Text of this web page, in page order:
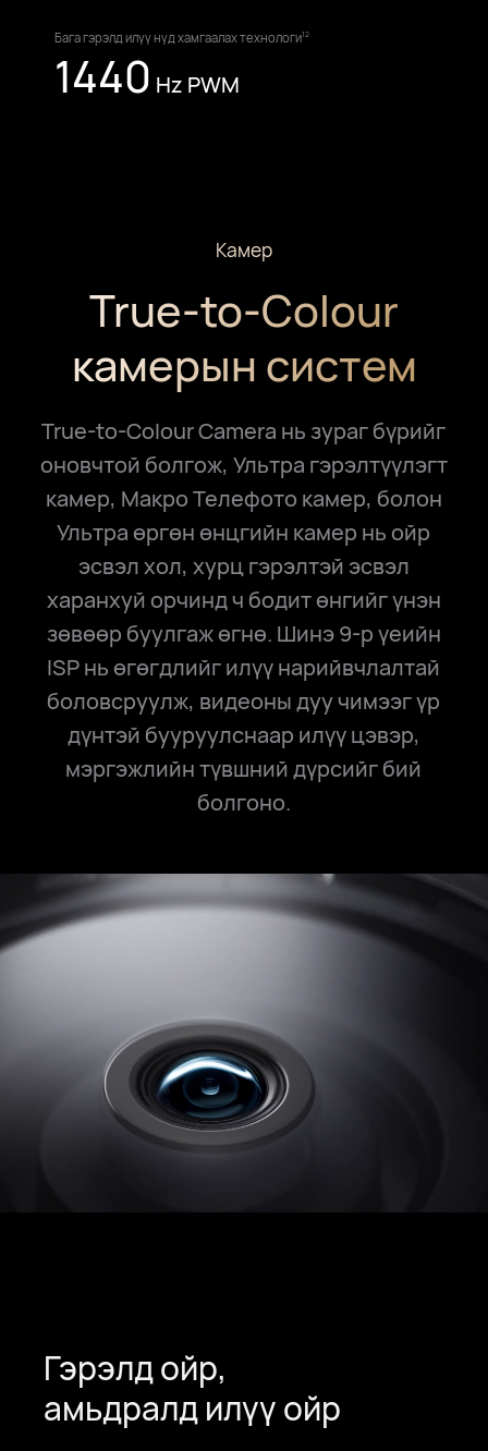
Бага гэрэлд илүү нүд хамгаалах технологи12
1440 Hz PWM
Камер
True-to-Colour
камерын систем
True-to-Colour Camera нь зураг бүрийг
оновчтой болгож, Ультра гэрэлтүүлэгт
камер, Макро Телефото камер, болон
Ультра өргөн өнцгийн камер нь ойр
эсвэл хол, хурц гэрэлтэй эсвэл
харанхуй орчинд ч бодит өнгийг үнэн
зөвөөр буулгаж өгнө. Шинэ 9-р үеийн
ISP нь өгөгдлийг илүү нарийвчлалтай
боловсруулж, видеоны дуу чимээг үр
дүнтэй бууруулснаар илүү цэвэр,
мэргэжлийн түвшний дүрсийг бий
болгоно.
Гэрэлд ойр,
амьдралд илүү ойр